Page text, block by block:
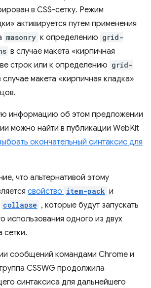
в CSS-сетку. Режим
активируется путем применения
masonry к определению grid-
в случае макета «кирпичная
строк или к определению grid-
случае макета «кирпичная кладка»
информацию об этом предложении
можно найти в публикации WebKit
окончательный синтаксис для
что альтернативой этому
свойство item-pack и
collapse , которые будут запускать
использования одного из двух
сетки.
сообщений командами Chrome и
CSSWG продолжила
синтаксиса для дальнейшего